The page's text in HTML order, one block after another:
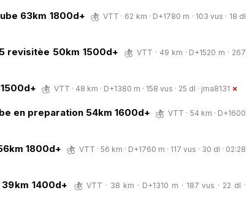
63km 1800d+
VTT · 62 km · D+1780 m · 103 vus · 18 dl
revisitèe 50km 1500d+
VTT · 49 km · D+1520 m · 267
VTT · 48 km · D+1380 m · 158 vus · 25 dl · jma8131
en preparation 54km 1600d+
VTT · 54 km · D+1600
1800d+
VTT · 56 km · D+1760 m · 117 vus · 30 dl · 02:28
1400d+
VTT · 38 km · D+1310 m · 187 vus · 22 dl ·